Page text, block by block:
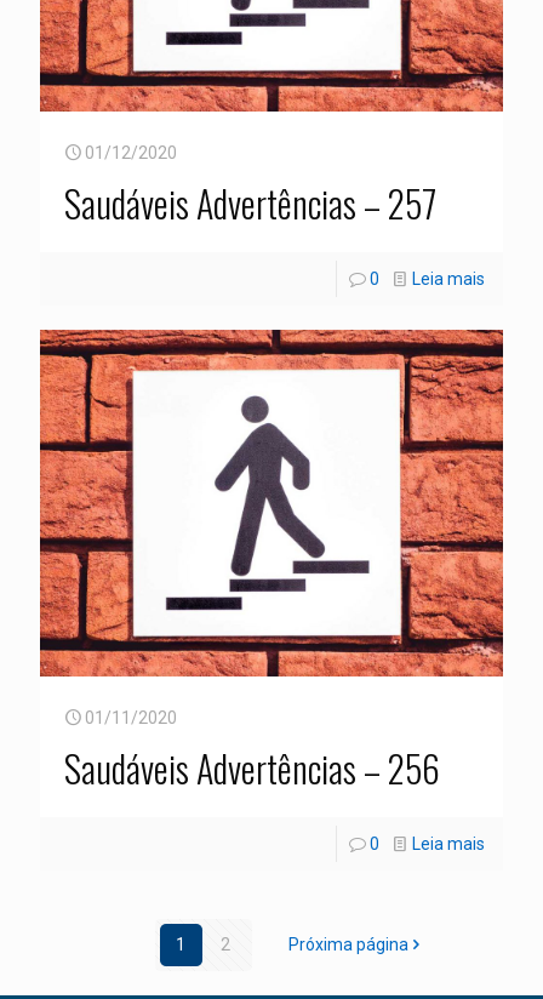
01/12/2020
Saudáveis Advertências – 257
0 Leia mais
01/11/2020
Saudáveis Advertências – 256
0 Leia mais
1 2 Próxima página